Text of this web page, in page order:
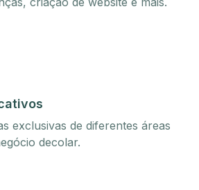
exclusivas de diferentes áreas
decolar.